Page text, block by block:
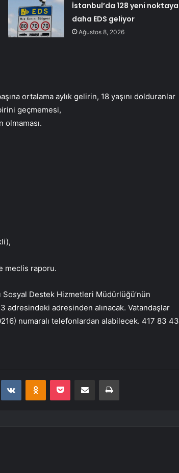
İstanbul’da 128 yeni noktaya
daha EDS geliyor
Ağustos 8, 2026
ortalama aylık gelirin, 18 yaşını dolduranlar
geçmemesi,
olmaması.
meclis raporu.
Sosyal Destek Hizmetleri Müdürlüğü’nün
adresindeki adresinden alınacak. Vatandaşlar
numaralı telefonlardan alabilecek. 417 83 43
VKontakteOdnoklassniki
Pocket E-Posta ile paylaş Yazdır